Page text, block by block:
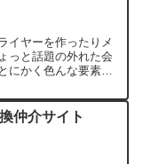
イヤーを作ったりメ
っと話題の外れた会
にかく色んな要素で
仲介サイト